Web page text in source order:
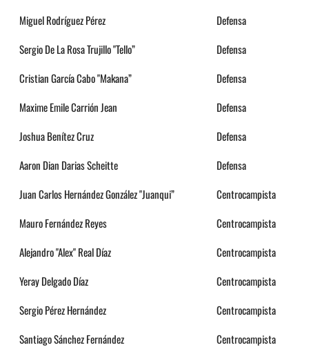
Miguel Rodríguez Pérez
Defensa
Sergio De La Rosa Trujillo "Tello”
Defensa
Cristian García Cabo "Makana”
Defensa
Maxime Emile Carrión Jean
Defensa
Joshua Benítez Cruz
Defensa
Aaron Dian Darias Scheitte
Defensa
Juan Carlos Hernández González "Juanqui”
Centrocampista
Mauro Fernández Reyes
Centrocampista
Alejandro "Alex" Real Díaz
Centrocampista
Yeray Delgado Díaz
Centrocampista
Sergio Pérez Hernández
Centrocampista
Santiago Sánchez Fernández
Centrocampista